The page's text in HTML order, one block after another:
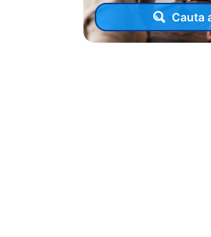
Cauta